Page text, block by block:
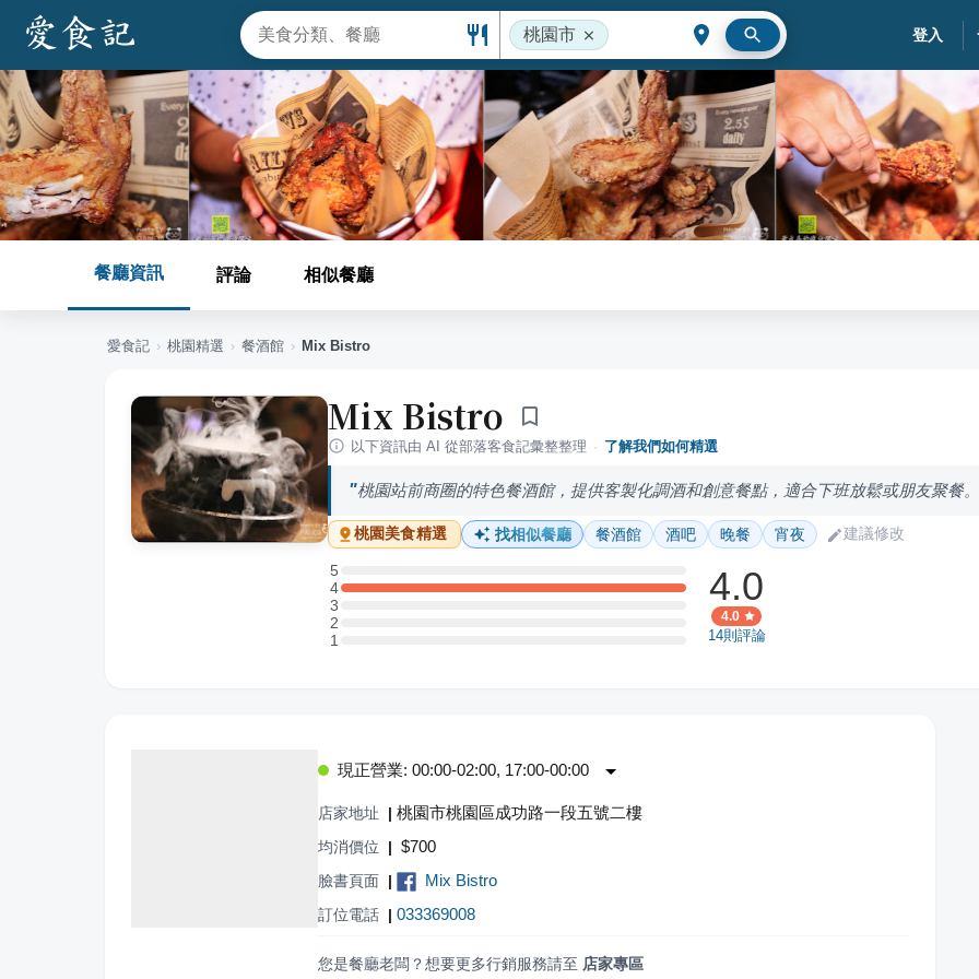
桃園市 登入
餐廳資訊 評論 相似餐廳
愛食記 › 桃園精選 › 餐酒館 › Mix Bistro
Mix Bistro
以下資訊由 AI 從部落客食記彙整整理 · 了解我們如何精選
桃園站前商圈的特色餐酒館，提供客製化調酒和創意餐點，適合下班放鬆或朋友聚餐。
桃園美食精選 找相似餐廳 餐酒館 酒吧 晚餐 宵夜 建議修改
5
5 星：0 則評論
4
4 星：1 則評論
3
3 星：0 則評論
2
2 星：0 則評論
11 星：0 則評論
4.0
4.0
14則評論
現正營業: 00:00-02:00, 17:00-00:00
店家地址 | 桃園市桃園區成功路一段五號二樓
均消價位 | $700
臉書頁面 | Mix Bistro
訂位電話 | 033369008
您是餐廳老闆？想要更多行銷服務請至 店家專區